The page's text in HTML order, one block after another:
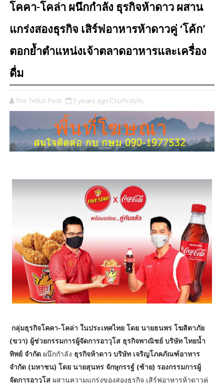
โคคา-โคล่า ผนึกกำลัง ธุรกิจห้าดาว ผสาน
แกร่งสองธุรกิจ เสิร์ฟอาหารห้าดาวคู่ ‘โค้ก’
ตอกย้ำตำแหน่งเจ้าตลาดอาหารและเครื่อง
ดื่ม
The Tellus Post 5 years ago Lifestyle,
กลุ่มธุรกิจโคคา-โคล่า ในประเทศไทย โดย นายธนพร โฆสิตาภัย
(ขวา) ผู้ช่วยกรรมการผู้จัดการอาวุโส ธุรกิจพาณิชย์ บริษัท ไทยน้ำ
ทิพย์ จำกัดผนึกกำลัง ธุรกิจห้าดาว บริษัท เจริญโภคภัณฑ์อาหาร
จำกัด (มหาชน) โดย นายสุนทร จักษุกรรฐ์ (ซ้าย) รองกรรมการผู้
จัดการอาวุโส ผสานความแกร่งของสองธุรกิจ เสิร์ฟอาหารห้าดาวคู่